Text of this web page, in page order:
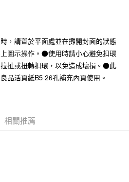
永豐商業銀行
星展（台灣）商業銀行
中國信託商業銀行
，請置於平面處並在攤開封面的狀態
圖示操作。●使用時請小心避免扣環
扯或扭轉扣環，以免造成壞損。●此
品活頁紙B5 26孔補充內頁使用。
相關推薦